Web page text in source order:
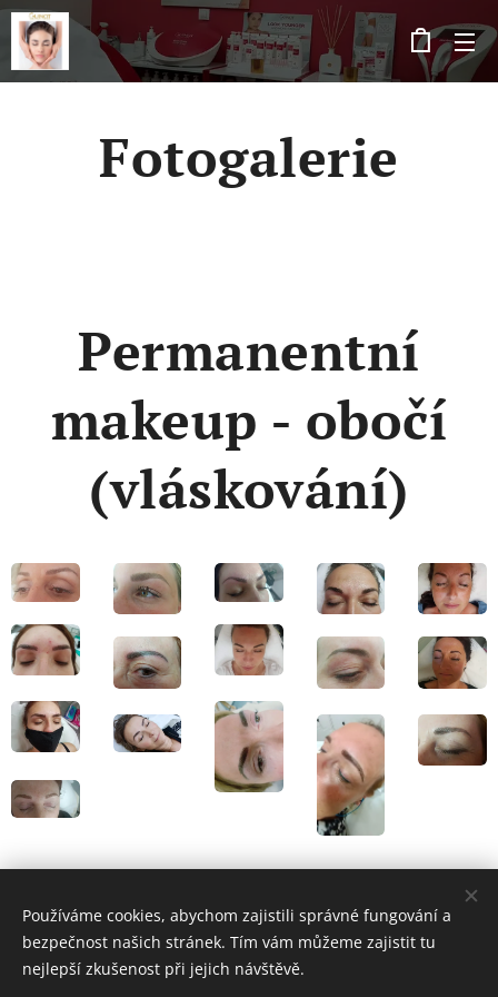
Fotogalerie
Permanentní
makeup - obočí
(vláskování)
© 2023 Všechna práva vyhrazena
Cookies
Používáme cookies, abychom zajistili správné fungování a
bezpečnost našich stránek. Tím vám můžeme zajistit tu
nejlepší zkušenost při jejich návštěvě.